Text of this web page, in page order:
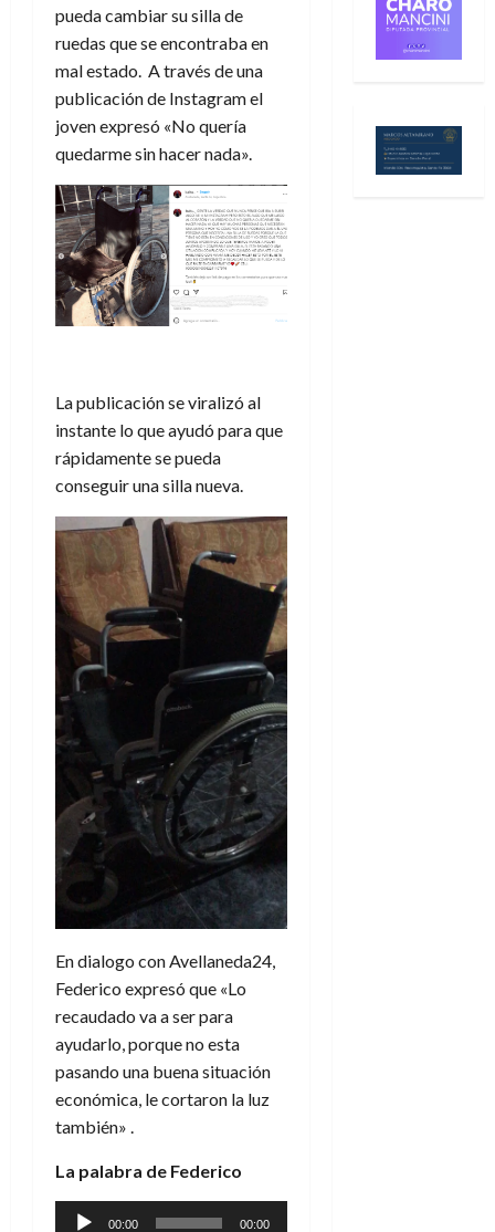
pueda cambiar su silla de
ruedas que se encontraba en
mal estado. A través de una
publicación de Instagram el
joven expresó «No quería
quedarme sin hacer nada».
La publicación se viralizó al
instante lo que ayudó para que
rápidamente se pueda
conseguir una silla nueva.
En dialogo con Avellaneda24,
Federico expresó que «Lo
recaudado va a ser para
ayudarlo, porque no esta
pasando una buena situación
económica, le cortaron la luz
también» .
La palabra de Federico
Reproductor
00:00 00:00